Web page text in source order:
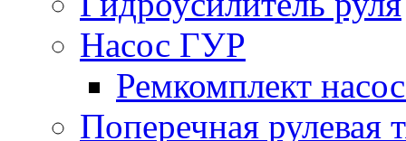
Насос ГУР
Ремкомплект
Поперечная рулевая